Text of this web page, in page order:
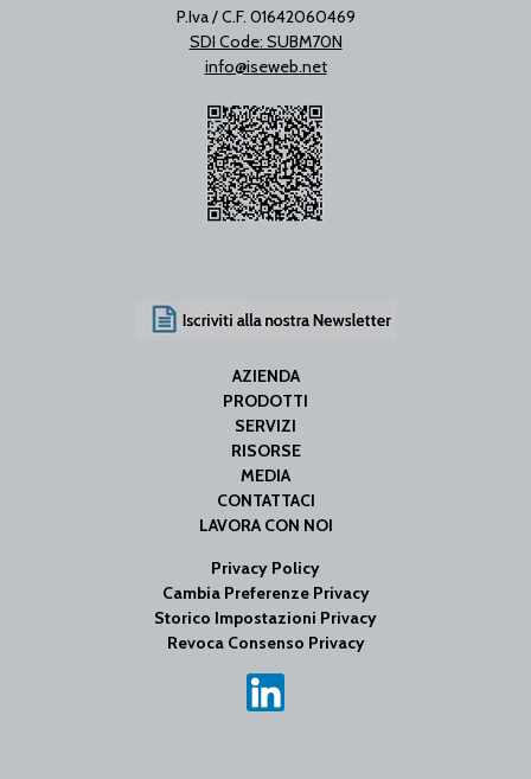
P.Iva / C.F. 01642060469
SDI Code: SUBM70N
info@iseweb.net
AZIENDA
PRODOTTI
SERVIZI
RISORSE
MEDIA
CONTATTACI
LAVORA CON NOI
Privacy Policy
Cambia Preferenze Privacy
Storico Impostazioni Privacy
Revoca Consenso Privacy